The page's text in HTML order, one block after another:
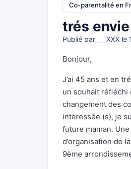
Co-parentalité en
trés
Publié par ___XXX le
Bonjour,
J’ai 45 ans et en
un souhait réfléchi
changement des
interessée (s), je
future maman.
d’organisation de
9ème